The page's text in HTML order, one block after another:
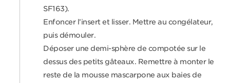
SF163).
Enfoncer l’insert et lisser. Mettre au congélateur,
puis démouler.
Déposer une demi-sphère de compotée sur le
dessus des petits gâteaux. Remettre à monter le
reste de la mousse mascarpone aux baies de